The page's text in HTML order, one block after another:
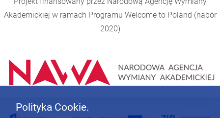
Akademickiej w ramach Programu Welcome to Poland (nabór
2020)
Polityka Cookie.